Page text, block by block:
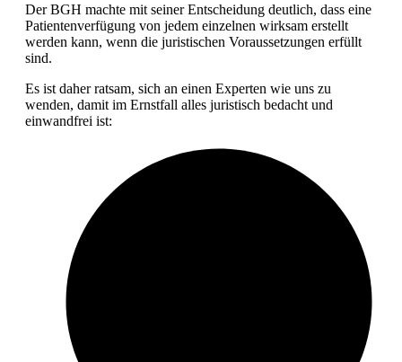
Der BGH machte mit seiner Entscheidung deutlich, dass eine
Patientenverfügung von jedem einzelnen wirksam erstellt
werden kann, wenn die juristischen Voraussetzungen erfüllt
sind.
Es ist daher ratsam, sich an einen Experten wie uns zu
wenden, damit im Ernstfall alles juristisch bedacht und
einwandfrei ist: